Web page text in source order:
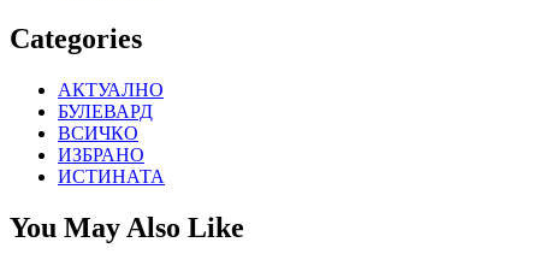
Categories
АКТУАЛНО
БУЛЕВАРД
ВСИЧКО
ИЗБРАНО
ИСТИНАТА
You May Also Like